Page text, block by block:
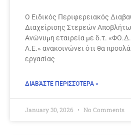
Ο Ειδικός Περιφερειακός
Διαχείρισης Στερεών
Ανώνυμη εταιρεία με δ.τ.
Α.Ε.» ανακοινώνει ότι θα
εργασίας
ΔΙΑΒΆΣΤΕ ΠΕΡΙΣΣΌΤΕΡΑ »
January 30, 2026 No Comments